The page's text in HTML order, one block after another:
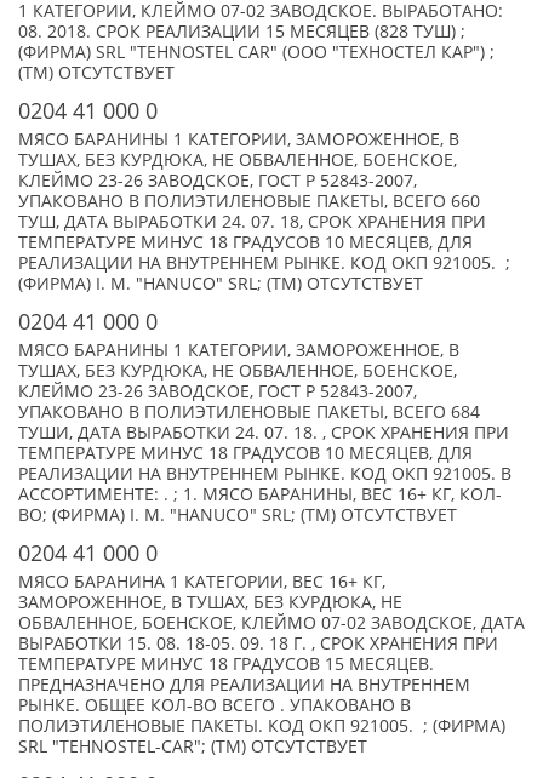
1 КАТЕГОРИИ, КЛЕЙМО 07-02 ЗАВОДСКОЕ. ВЫРАБОТАНО:
08. 2018. СРОК РЕАЛИЗАЦИИ 15 МЕСЯЦЕВ (828 ТУШ) ;
(ФИРМА) SRL "TEHNOSTEL CAR" (ООО "ТЕХНОСТЕЛ КАР") ;
(TM) ОТСУТСТВУЕТ
0204 41 000 0
МЯСО БАРАНИНЫ 1 КАТЕГОРИИ, ЗАМОРОЖЕННОЕ, В
ТУШАХ, БЕЗ КУРДЮКА, НЕ ОБВАЛЕННОЕ, БОЕНСКОЕ,
КЛЕЙМО 23-26 ЗАВОДСКОЕ, ГОСТ P 52843-2007,
УПАКОВАНО В ПОЛИЭТИЛЕНОВЫЕ ПАКЕТЫ, ВСЕГО 660
ТУШ, ДАТА ВЫРАБОТКИ 24. 07. 18, СРОК ХРАНЕНИЯ ПРИ
ТЕМПЕРАТУРЕ МИНУС 18 ГРАДУСОВ 10 МЕСЯЦЕВ, ДЛЯ
РЕАЛИЗАЦИИ НА ВНУТРЕННЕМ РЫНКЕ. КОД ОКП 921005. ;
(ФИРМА) I. M. "HANUCO" SRL; (TM) ОТСУТСТВУЕТ
0204 41 000 0
МЯСО БАРАНИНЫ 1 КАТЕГОРИИ, ЗАМОРОЖЕННОЕ, В
ТУШАХ, БЕЗ КУРДЮКА, НЕ ОБВАЛЕННОЕ, БОЕНСКОЕ,
КЛЕЙМО 23-26 ЗАВОДСКОЕ, ГОСТ P 52843-2007,
УПАКОВАНО В ПОЛИЭТИЛЕНОВЫЕ ПАКЕТЫ, ВСЕГО 684
ТУШИ, ДАТА ВЫРАБОТКИ 24. 07. 18. , СРОК ХРАНЕНИЯ ПРИ
ТЕМПЕРАТУРЕ МИНУС 18 ГРАДУСОВ 10 МЕСЯЦЕВ, ДЛЯ
РЕАЛИЗАЦИИ НА ВНУТРЕННЕМ РЫНКЕ. КОД ОКП 921005. В
АССОРТИМЕНТЕ: . ; 1. МЯСО БАРАНИНЫ, ВЕС 16+ КГ, КОЛ-
ВО; (ФИРМА) I. M. "HANUCO" SRL; (TM) ОТСУТСТВУЕТ
0204 41 000 0
МЯСО БАРАНИНА 1 КАТЕГОРИИ, ВЕС 16+ КГ,
ЗАМОРОЖЕННОЕ, В ТУШАХ, БЕЗ КУРДЮКА, НЕ
ОБВАЛЕННОЕ, БОЕНСКОЕ, КЛЕЙМО 07-02 ЗАВОДСКОЕ, ДАТА
ВЫРАБОТКИ 15. 08. 18-05. 09. 18 Г. , СРОК ХРАНЕНИЯ ПРИ
ТЕМПЕРАТУРЕ МИНУС 18 ГРАДУСОВ 15 МЕСЯЦЕВ.
ПРЕДНАЗНАЧЕНО ДЛЯ РЕАЛИЗАЦИИ НА ВНУТРЕННЕМ
РЫНКЕ. ОБЩЕЕ КОЛ-ВО ВСЕГО . УПАКОВАНО В
ПОЛИЭТИЛЕНОВЫЕ ПАКЕТЫ. КОД ОКП 921005. ; (ФИРМА)
SRL "TEHNOSTEL-CAR"; (TM) ОТСУТСТВУЕТ